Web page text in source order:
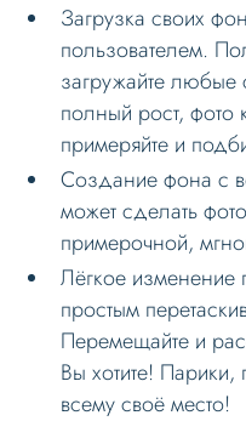
Типовые задачи
Особые случаи
Вспомогательная
Юридическая
FAQ
Обновление
Загрузка своих
пользователем.
загружайте
полный рост, фото
примеряйте и
Создание фона с
может сделать
примерочной,
Лёгкое изменение
простым
Перемещайте и
Вы хотите!
всему своё место!